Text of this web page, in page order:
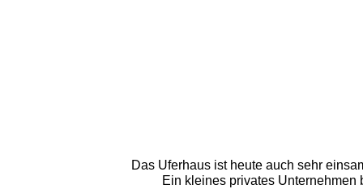
Das Uferhaus ist heute auch sehr
Ein kleines privates Unternehmen